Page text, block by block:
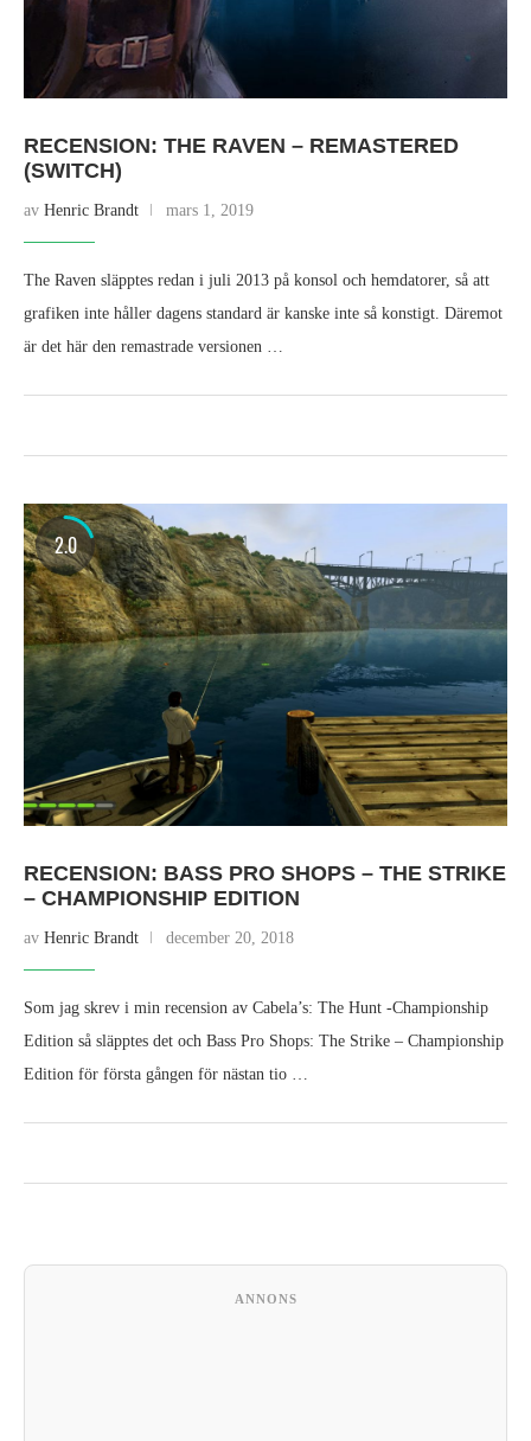
RECENSION: THE RAVEN – REMASTERED
(SWITCH)
av Henric Brandt mars 1, 2019
The Raven släpptes redan i juli 2013 på konsol och hemdatorer, så att
grafiken inte håller dagens standard är kanske inte så konstigt. Däremot
är det här den remastrade versionen …
2.0
RECENSION: BASS PRO SHOPS – THE STRIKE
– CHAMPIONSHIP EDITION
av Henric Brandt december 20, 2018
Som jag skrev i min recension av Cabela’s: The Hunt -Championship
Edition så släpptes det och Bass Pro Shops: The Strike – Championship
Edition för första gången för nästan tio …
ANNONS